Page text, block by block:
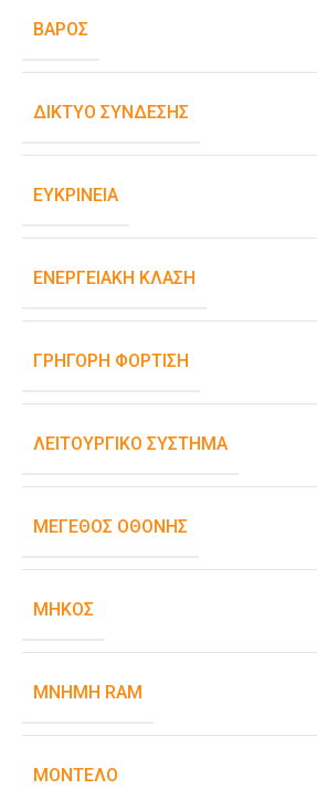
ΒΆΡΟΣ
ΔΊΚΤΥΟ ΣΎΝΔΕΣΗΣ
ΕΥΚΡΊΝΕΙΑ
ΕΝΕΡΓΕΙΑΚΉ ΚΛΆΣΗ
ΓΡΉΓΟΡΗ ΦΌΡΤΙΣΗ
ΛΕΙΤΟΥΡΓΙΚΌ ΣΎΣΤΗΜΑ
ΜΈΓΕΘΟΣ ΟΘΌΝΗΣ
ΜΉΚΟΣ
ΜΝΉΜΗ RAM
ΜΟΝΤΈΛΟ